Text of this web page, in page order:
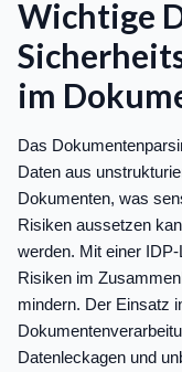
Wichtige
im
Das
Daten aus
Dokumenten, was
Risiken aussetzen
werden. Mit einer
Risiken im
mindern. Der Einsatz
Datenleckagen und